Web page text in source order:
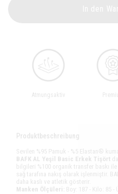
Atmungsaktiv
Produktbeschreibung
Sevilen %95 Pamuk - %5 Elastan®
BAFK AL Yeşil Basic Erkek Tişört
bilgileri %100 organik transfer baskı ile
sağ tarafına nakış olarak işlenmiştir.
daha kaslı ve atletik gösterir.
Manken Ölçüleri: Boy: 187 - Kilo: 85